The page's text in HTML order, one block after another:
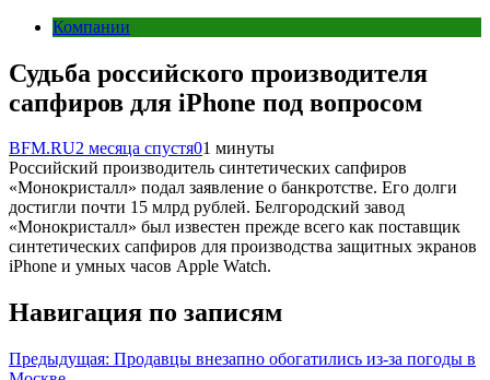
Компании
Судьба российского производителя
сапфиров для iPhone под вопросом
BFM.RU2 месяца спустя01 минуты
Российский производитель синтетических сапфиров
«Монокристалл» подал заявление о банкротстве. Его долги
достигли почти 15 млрд рублей. Белгородский завод
«Монокристалл» был известен прежде всего как поставщик
синтетических сапфиров для производства защитных экранов
iPhone и умных часов Apple Watch.
Навигация по записям
Предыдущая: Продавцы внезапно обогатились из-за погоды в